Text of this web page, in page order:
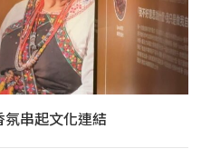
串起文化連結